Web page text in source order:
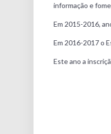
informação e
Em 2015-2016,
Em 2016-2017 o
Este ano a